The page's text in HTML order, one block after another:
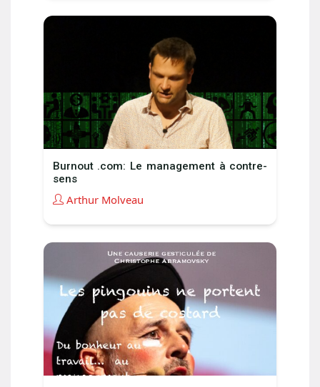
Burnout .com: Le management à contre-
sens
Arthur Molveau